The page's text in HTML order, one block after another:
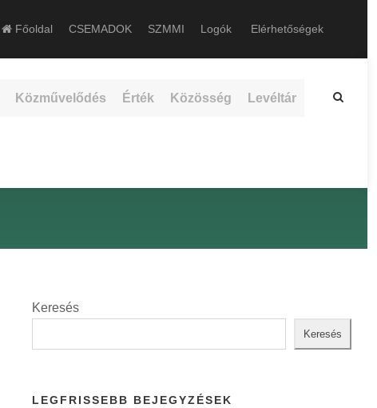
Főoldal CSEMADOK SZMMI Logók Elérhetőségek
Közművelődés Érték Közösség Levéltár
Keresés
Keresés
LEGFRISSEBB BEJEGYZÉSEK